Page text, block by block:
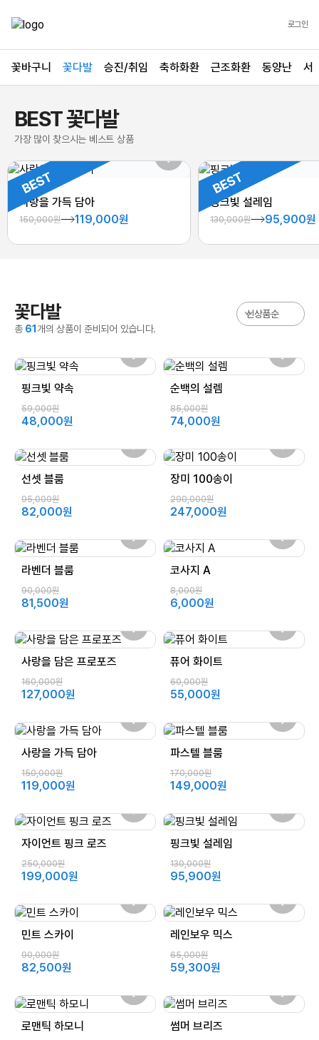
로그인
꽃바구니 꽃다발 승진/취임 축하화환 근조화환 동양난 서
BEST 꽃다발
가장 많이 찾으시는 베스트 상품
사랑을 가득 담아
150,000원 119,000원
핑크빛 설레임
130,000원 95,900원
꽃다발
총 61 개의 상품이 준비되어 있습니다.
핑크빛 약속
59,000원
48,000원
순백의 설렘
85,000원
74,000원
선셋 블룸
95,000원
82,000원
장미 100송이
290,000원
247,000원
라벤더 블룸
90,000원
81,500원
코사지 A
8,000원
6,000원
사랑을 담은 프로포즈
160,000원
127,000원
퓨어 화이트
60,000원
55,000원
사랑을 가득 담아
150,000원
119,000원
파스텔 블룸
170,000원
149,000원
자이언트 핑크 로즈
250,000원
199,000원
핑크빛 설레임
130,000원
95,900원
민트 스카이
90,000원
82,500원
레인보우 믹스
65,000원
59,300원
로맨틱 하모니 썸머 브리즈